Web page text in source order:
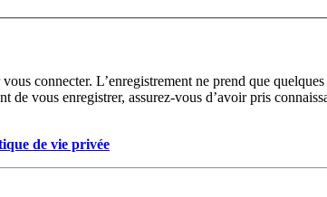
connecter. L’enregistrement ne prend que
de vous enregistrer, assurez-vous d’avoir pris
de vie privée